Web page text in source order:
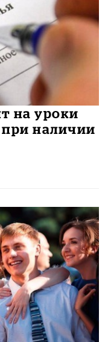
на уроки
наличии